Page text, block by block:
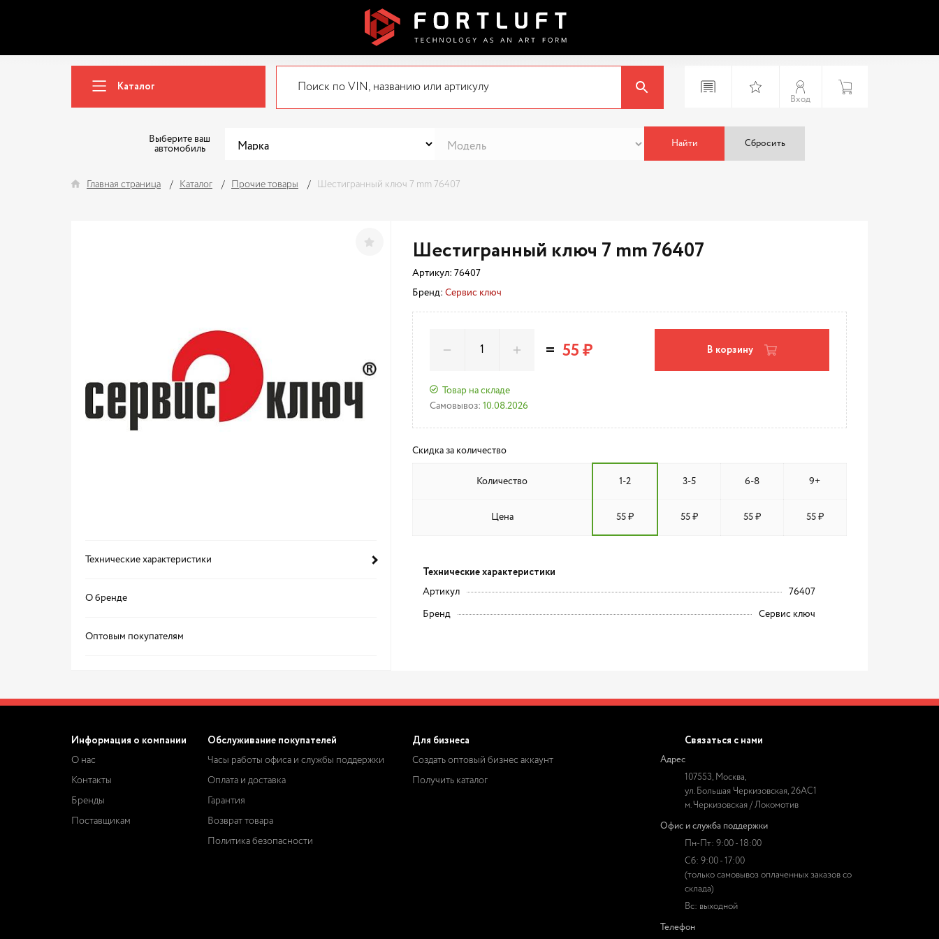
Каталог
Вход
Выберите ваш
автомобиль
Найти Сбросить
Главная страница Каталог Прочие товары Шестигранный ключ 7 mm 76407
Технические характеристики
О бренде
Оптовым покупателям
Шестигранный ключ 7 mm 76407
Артикул: 76407
Бренд: Сервис ключ
Товар на складе
Самовывоз: 10.08.2026
= 55 ₽ В корзину
Скидка за количество
Количество 1-2 3-5 6-8 9+
Цена 55 ₽ 55 ₽ 55 ₽ 55 ₽
Технические характеристики
Артикул 76407
Бренд Сервис ключ
Информация о компании
О нас
Контакты
Бренды
Поставщикам
Обслуживание покупателей
Часы работы офиса и службы поддержки
Оплата и доставка
Гарантия
Возврат товара
Политика безопасности
Для бизнеса
Создать оптовый бизнес аккаунт
Получить каталог
Связаться с нами
Адрес
107553, Москва,
ул. Большая Черкизовская, 26АС1
м. Черкизовская / Локомотив
Офис и служба поддержки
Пн-Пт: 9:00 - 18:00
Сб: 9:00 - 17:00
(только самовывоз оплаченных заказов со
склада)
Вс: выходной
Телефон